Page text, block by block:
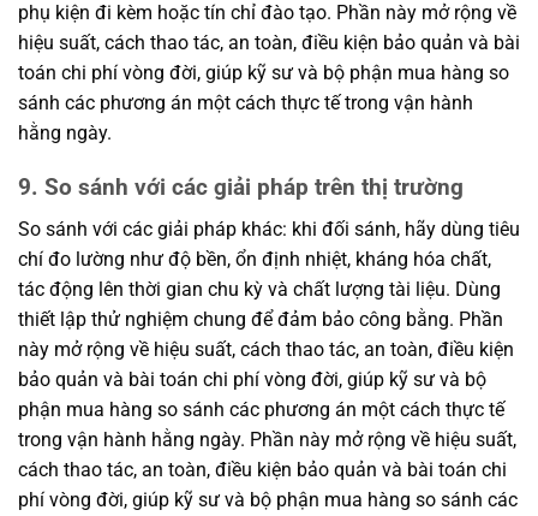
phụ kiện đi kèm hoặc tín chỉ đào tạo. Phần này mở rộng về
hiệu suất, cách thao tác, an toàn, điều kiện bảo quản và bài
toán chi phí vòng đời, giúp kỹ sư và bộ phận mua hàng so
sánh các phương án một cách thực tế trong vận hành
hằng ngày.
9. So sánh với các giải pháp trên thị trường
So sánh với các giải pháp khác: khi đối sánh, hãy dùng tiêu
chí đo lường như độ bền, ổn định nhiệt, kháng hóa chất,
tác động lên thời gian chu kỳ và chất lượng tài liệu. Dùng
thiết lập thử nghiệm chung để đảm bảo công bằng. Phần
này mở rộng về hiệu suất, cách thao tác, an toàn, điều kiện
bảo quản và bài toán chi phí vòng đời, giúp kỹ sư và bộ
phận mua hàng so sánh các phương án một cách thực tế
trong vận hành hằng ngày. Phần này mở rộng về hiệu suất,
cách thao tác, an toàn, điều kiện bảo quản và bài toán chi
phí vòng đời, giúp kỹ sư và bộ phận mua hàng so sánh các